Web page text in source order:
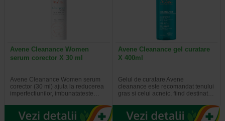
Avene Cleanance Women
serum corector X 30 ml
Avene Cleanance Women serum
corector (30 ml) ajuta la reducerea
imperfectiunilor, imbunatateste…
Avene Cleanance gel curatare
X 400ml
Gelul de curatare Avene
cleanance este recomandat tenului
gras si celui acneic, fiind destinat…